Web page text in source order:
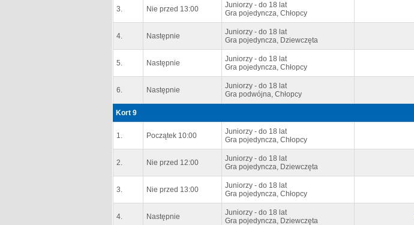
3. Nie przed 13:00
Juniorzy - do 18 lat
Gra pojedyncza, Chłopcy
4. Następnie
Juniorzy - do 18 lat
Gra pojedyncza, Dziewczęta
5. Następnie
Juniorzy - do 18 lat
Gra pojedyncza, Chłopcy
6. Następnie
Juniorzy - do 18 lat
Gra podwójna, Chłopcy
Kort 9
1. Początek 10:00
Juniorzy - do 18 lat
Gra pojedyncza, Chłopcy
2. Nie przed 12:00
Juniorzy - do 18 lat
Gra pojedyncza, Dziewczęta
3. Nie przed 13:00
Juniorzy - do 18 lat
Gra pojedyncza, Chłopcy
4. Następnie
Juniorzy - do 18 lat
Gra pojedyncza, Dziewczęta